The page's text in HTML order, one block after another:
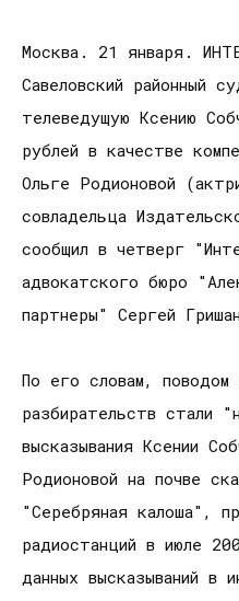
Москва. 21 января.
Савеловский районный
телеведущую Ксению
рублей в качестве
Ольге Родионовой
совладельца
сообщил в четверг
адвокатского бюро
партнеры" Сергей
По его словам, поводом
разбирательств стали
высказывания Ксении
Родионовой на почве
"Серебряная калоша",
радиостанций в июле
данных высказываний в